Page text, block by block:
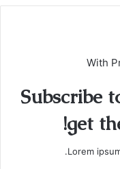
With
Subscribe
get
Lorem